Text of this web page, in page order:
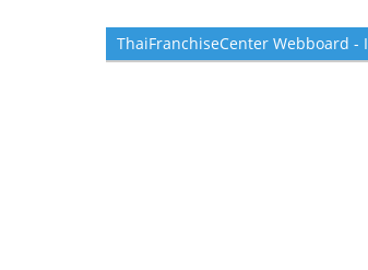
ThaiFranchiseCenter Webboard -